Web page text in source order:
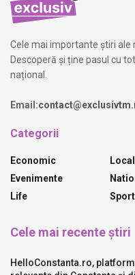
Cele mai importante știri ale
Descoperă și ține pasul cu
național.
Email:
Categorii
Economic
Evenimente
Life
Local
Sport
Cele mai recente știri
HelloConstanta.ro,